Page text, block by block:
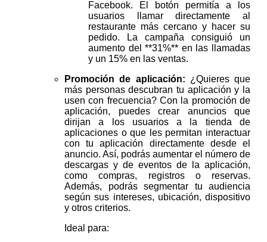
Facebook. El botón permitía a los
usuarios llamar directamente al
restaurante más cercano y hacer su
pedido. La campaña consiguió un
aumento del **31%** en las llamadas
y un 15% en las ventas.
Promoción de aplicación: ¿Quieres que
más personas descubran tu aplicación y la
usen con frecuencia? Con la promoción de
aplicación, puedes crear anuncios que
dirijan a los usuarios a la tienda de
aplicaciones o que les permitan interactuar
con tu aplicación directamente desde el
anuncio. Así, podrás aumentar el número de
descargas y de eventos de la aplicación,
como compras, registros o reservas.
Además, podrás segmentar tu audiencia
según sus intereses, ubicación, dispositivo
y otros criterios.
Ideal para: